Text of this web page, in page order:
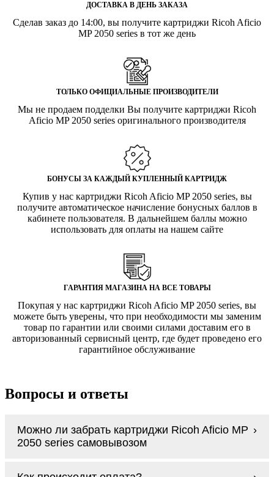
ДОСТАВКА В ДЕНЬ ЗАКАЗА
Сделав заказ до 14:00, вы получите картриджи Ricoh Aficio
MP 2050 series в тот же день
ТОЛЬКО ОФИЦИАЛЬНЫЕ ПРОИЗВОДИТЕЛИ
Мы не продаем подделки Вы получите картриджи Ricoh
Aficio MP 2050 series оригинального производителя
БОНУСЫ ЗА КАЖДЫЙ КУПЛЕННЫЙ КАРТРИДЖ
Купив у нас картриджи Ricoh Aficio MP 2050 series, вы
получите автоматическое начисление бонусных баллов в
кабинете пользователя. В дальнейшем баллы можно
использовать для оплаты на нашем сайте
ГАРАНТИЯ МАГАЗИНА НА ВСЕ ТОВАРЫ
Покупая у нас картриджи Ricoh Aficio MP 2050 series, вы
можете быть уверены, что при необходимости мы заменим
товар по гарантии или своими силами доставим его в
авторизованный сервисный центр, где будет проведено его
гарантийное обслуживание
Вопросы и ответы
Можно ли забрать картриджи Ricoh Aficio MP
2050 series самовывозом